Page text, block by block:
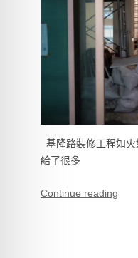
基隆路裝修工程如
給了很多
Continue reading